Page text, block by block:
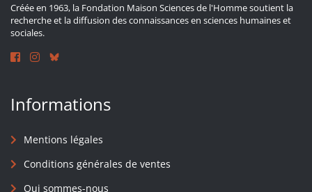
Créée en 1963, la Fondation Maison Sciences de l'Homme soutient la
recherche et la diffusion des connaissances en sciences humaines et
sociales.
Informations
Mentions légales
Conditions générales de ventes
Qui sommes-nous